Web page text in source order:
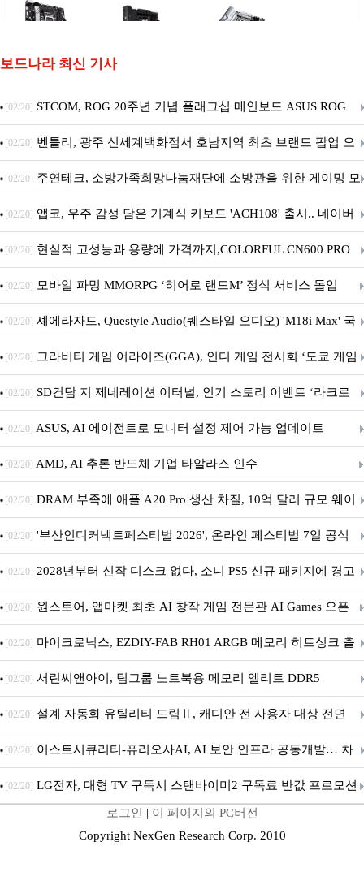
보드나라 최신 기사
[02/20] STCOM, ROG 20주년 기념 플래그십 메인보드 ASUS ROG
Crosshair X870E EDITION 20 국내 출시 예정
[02/20] 벤틀리, 광주 신세계백화점서 호남지역 최초 브랜드 팝업 오
픈
[02/20] 주연테크, 소방가족희망나눔재단에 소방관을 위한 게이밍 모
니터·스마트 펫 침대 기부
[02/20] 앱코, 우주 감성 담은 기계식 키보드 'ACH108' 출시.. 네이버
브랜드데이 기획전 진행
[02/20] 현실적 고성능과 용량에 가격까지,COLORFUL CN600 PRO
M.2 NVMe 디앤디컴 1TB
[02/20] 모바일 파밍 MMORPG ‘히어로 랜드M’ 정식 서비스 돌입
[02/20] 셰에라자드, Questyle Audio(퀘스타일 오디오) 'M18i Max' 국
내 정식 출시
[02/20] 그라비티 게임 어라이즈(GGA), 인디 게임 전시회 ‘도쿄 게임
던전 13’ 참가!
[02/20] SD건담 지 제네레이션 이터널, 인기 스토리 이벤트 ‘라크로
아의 용사’ 재개최 및 풍성한 기념 이벤트 실시!
[02/20] ASUS, AI 에이전트로 모니터 설정 제어 가능 업데이트
[02/20] AMD, AI 추론 반도체 기업 타알라스 인수
[02/20] DRAM 부족에 애플 A20 Pro 생산 차질, 10억 달러 규모 웨이
퍼 대기
[02/20] '부산인디커넥트페스티벌 2026', 온라인 페스티벌 7일 공식
개막... 22일간 진행
[02/20] 2028년부터 신작 디스크 없다, 소니 PS5 신규 패키지에 경고
문 추가
[02/20] 원스토어, 앱마켓 최초 AI 창작 게임 전문관 AI Games 오픈
[02/20] 마이크로닉스, EZDIY-FAB RH01 ARGB 메모리 히트싱크 출
시
[02/20] 서린씨앤아이, 팀그룹 노트북용 메모리 엘리트 DDR5
5600MHz 16GB 출시
[02/20] 설계 자동화 유틸리티 드림Ⅱ, 캐디안 전 사용자 대상 전면
무상 배포
[02/20] 이스트시큐리티-퓨리오사AI, AI 보안 인프라 공동개발… 차
세대 AI 보안 플랫폼 구축
[02/20] LG전자, 대형 TV 구독시 스탠바이미2 구독료 반값 프로모션
로그인 | 이 페이지의 PC버전
Copyright NexGen Research Corp. 2010